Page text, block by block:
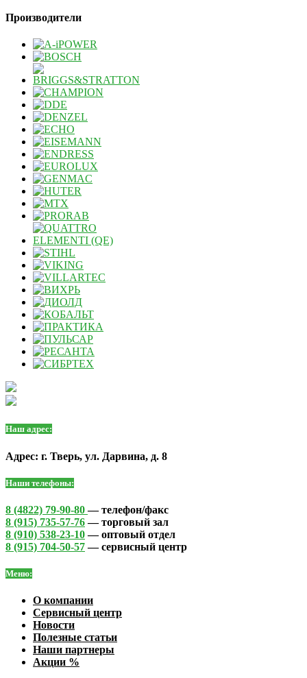
Производители
Наш адрес:
Адрес: г. Тверь, ул. Дарвина, д. 8
Наши телефоны:
8 (4822) 79-90-80— телефон/факс
8 (915) 735-57-76— торговый зал
8 (910) 538-23-10— оптовый отдел
8 (915) 704-50-57— сервисный центр
Меню:
О компании
Сервисный центр
Новости
Полезные статьи
Наши партнеры
Акции %